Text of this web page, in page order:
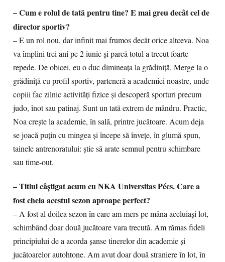
– Cum e rolul de tată pentru tine? E mai greu decât cel de
director sportiv?
– E un rol nou, dar infinit mai frumos decât orice altceva. Noa
va împlini trei ani pe 2 iunie și parcă totul a trecut foarte
repede. De obicei, eu o duc dimineața la grădiniță. Merge la o
grădiniță cu profil sportiv, parteneră a academiei noastre, unde
copiii fac zilnic activități fizice și descoperă sporturi precum
judo, înot sau patinaj. Sunt un tată extrem de mândru. Practic,
Noa crește la academie, în sală, printre jucătoare. Acum deja
se joacă puțin cu mingea și începe să învețe, în glumă spun,
tainele antrenoratului: știe să arate semnul pentru schimbare
sau time-out.
– Titlul câștigat acum cu NKA Universitas Pécs. Care a
fost cheia acestui sezon aproape perfect?
– A fost al doilea sezon în care am mers pe mâna aceluiași lot,
schimbând doar două jucătoare vara trecută. Am rămas fideli
principiului de a acorda șanse tinerelor din academie și
jucătoarelor autohtone. Am avut doar două straniere în lot, în